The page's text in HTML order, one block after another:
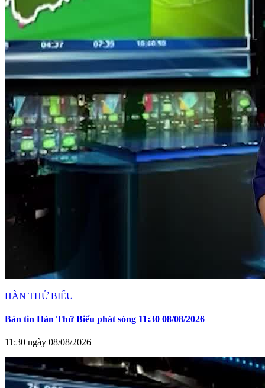
HÀN THỬ BIỂU
Bản tin Hàn Thử Biểu phát sóng 11:30 08/08/2026
11:30 ngày 08/08/2026